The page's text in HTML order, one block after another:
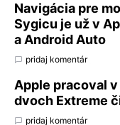
Navigácia pre
Sygicu je už v
a Android Auto
pridaj komentár
Apple pracoval
dvoch Extreme
pridaj komentár